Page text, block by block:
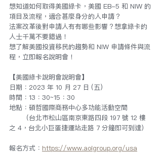
想知道如何取得美國綠卡，美國 EB-5 和 NIW 的
項目及流程，適合甚麼身分的人申請？
法案改革後對申請人有有哪些影響？想拿綠卡的
人士千萬不要錯過！
想了解美國投資移民的趨勢和 NIW 申請條件與流
程，立即報名說明會！
【美國綠卡說明會說明會】
日期：2023 年 10 月 27 日 (五)
時間：13：30~15：30
地點：碩哲國際商務中心多功能活動空間
（台北市松山區南京東路四段 197 號 12 樓
之 4，台北小巨蛋捷運站走路 7 分鐘即可到達）
報名方式： https://www.aoigroup.org/usa